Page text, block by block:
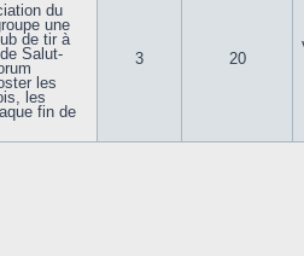
du
une
de tir à
Salut-
les
les
fin de
3 20